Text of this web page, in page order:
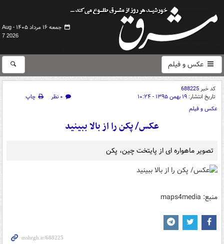
جمعه ۱۶ مرداد ۱۴۰۵ -
Aug
7 2026
عکس و فیلم
کد خبر688225
تاریخ انتشار: ۱۹ بهمن ۱۳۹۵ - ۱۰:۲۴ ۰ نظر
چاپ
عکس و فیلم
عکس/ پکن را از بالا ببینید
تصویر ماهواره ای از پایتخت چین، پکن
منبع: maps4media